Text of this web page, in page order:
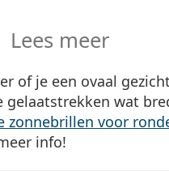
Lees meer
of je een ovaal
gelaatstrekken wat
zonnebrillen voor
info!